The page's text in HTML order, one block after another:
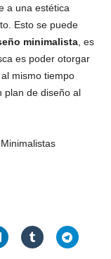
a una estética
Esto se puede
minimalista , es
es poder otorgar
mismo tiempo
plan de diseño al